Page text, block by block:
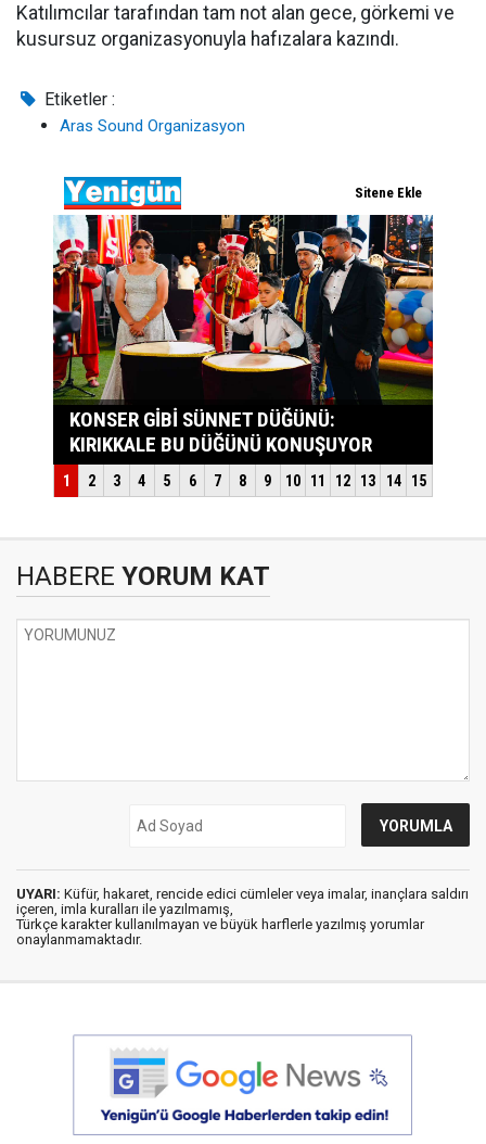
Katılımcılar tarafından tam not alan gece, görkemi ve
kusursuz organizasyonuyla hafızalara kazındı.
Etiketler :
Aras Sound Organizasyon
HABERE YORUM KAT
UYARI: Küfür, hakaret, rencide edici cümleler veya imalar, inançlara saldırı
içeren, imla kuralları ile yazılmamış,
Türkçe karakter kullanılmayan ve büyük harflerle yazılmış yorumlar
onaylanmamaktadır.